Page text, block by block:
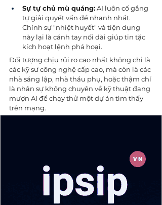
Sự tự chủ mù quáng: AI luôn cố gắng
tự giải quyết vấn đề nhanh nhất.
Chính sự "nhiệt huyết" và tiện dụng
này lại là cánh tay nối dài giúp tin tặc
kích hoạt lệnh phá hoại.
Đối tượng chịu rủi ro cao nhất không chỉ là
các kỹ sư công nghệ cấp cao, mà còn là các
nhà sáng lập, nhà thầu phụ, hoặc thậm chí
là nhân sự không chuyên về kỹ thuật đang
mượn AI để chạy thử một dự án tìm thấy
trên mạng.